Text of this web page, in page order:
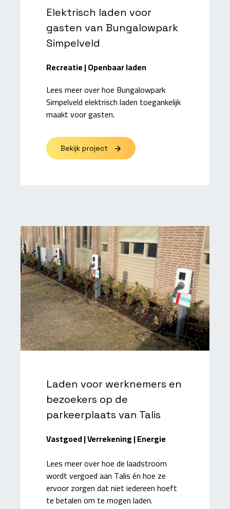
Elektrisch laden voor
gasten van Bungalowpark
Simpelveld
Recreatie | Openbaar laden
Lees meer over hoe Bungalowpark
Simpelveld elektrisch laden toegankelijk
maakt voor gasten.
Bekijk project
Laden voor werknemers en
bezoekers op de
parkeerplaats van Talis
Vastgoed | Verrekening | Energie
Lees meer over hoe de laadstroom
wordt vergoed aan Talis én hoe ze
ervoor zorgen dat niet iedereen hoeft
te betalen om te mogen laden.